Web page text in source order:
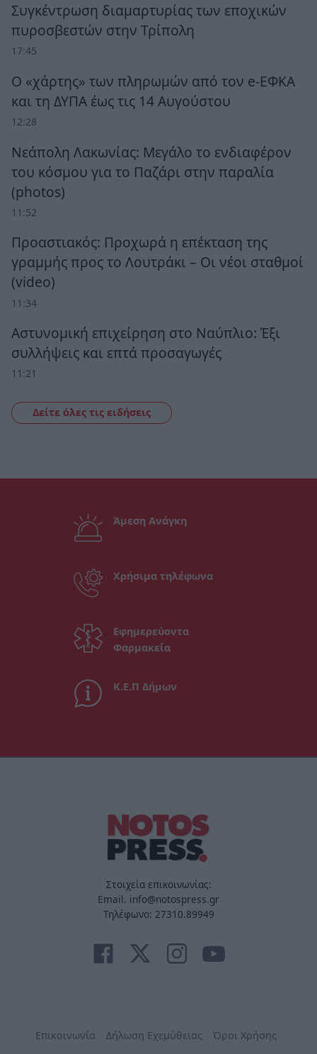
Συγκέντρωση διαμαρτυρίας των εποχικών
πυροσβεστών στην Τρίπολη
17:45
Ο «χάρτης» των πληρωμών από τον e-ΕΦΚΑ
και τη ΔΥΠΑ έως τις 14 Αυγούστου
12:28
Νεάπολη Λακωνίας: Μεγάλο το ενδιαφέρον
του κόσμου για το Παζάρι στην παραλία
(photos)
11:52
Προαστιακός: Προχωρά η επέκταση της
γραμμής προς το Λουτράκι – Οι νέοι σταθμοί
(video)
11:34
Αστυνομική επιχείρηση στο Ναύπλιο: Έξι
συλλήψεις και επτά προσαγωγές
11:21
Δείτε όλες τις ειδήσεις
Άμεση Ανάγκη
Χρήσιμα τηλέφωνα
Εφημερεύοντα
Φαρμακεία
Κ.Ε.Π Δήμων
Στοιχεία επικοινωνίας:
Email. info@notospress.gr
Τηλέφωνο: 27310.89949
Επικοινωνία Δήλωση Εχεμύθειας Όροι Χρήσης